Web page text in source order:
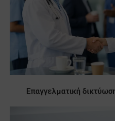
Επαγγελματική